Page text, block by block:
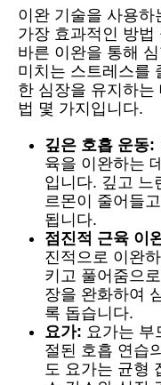
이완 기술을 사용
가장 효과적인 방
바른 이완을 통해
미치는 스트레스를
한 심장을 유지하
법 몇 가지입니다.
깊은 호흡 운동:
육을 이완하는
입니다. 깊고 느
르몬이 줄어들
됩니다.
점진적 근육 이
진적으로 이완
키고 풀어줌으
장을 완화하여
록 돕습니다.
요가: 요가는 부
절된 호흡 연습
도 요가는 균형